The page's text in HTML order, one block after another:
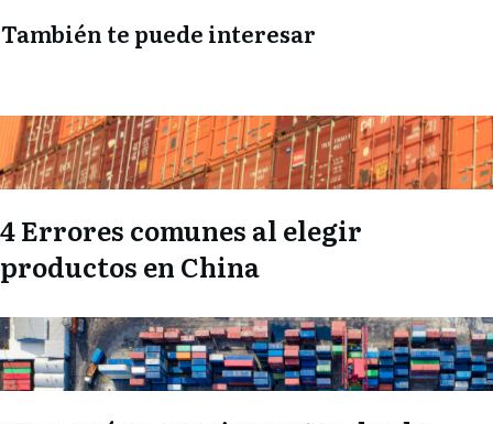
También te puede interesar
4 Errores comunes al elegir
productos en China